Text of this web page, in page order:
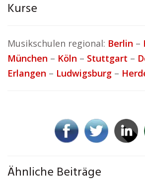
Kurse
Musikschulen regional: Berlin –
München – Köln – Stuttgart –
Erlangen – Ludwigsburg –
Ähnliche Beiträge